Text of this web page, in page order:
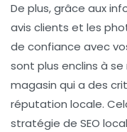
De plus, grâce aux
avis clients et les
de confiance avec
sont plus enclins à
magasin qui a des
réputation locale.
stratégie de SEO